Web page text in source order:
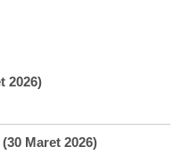
2026)
Maret 2026)